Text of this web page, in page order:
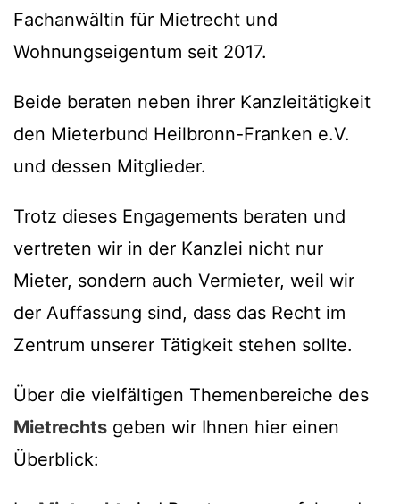
Fachanwältin für Mietrecht und
Wohnungseigentum seit 2017.
Beide beraten neben ihrer Kanzleitätigkeit
den Mieterbund Heilbronn-Franken e.V.
und dessen Mitglieder.
Trotz dieses Engagements beraten und
vertreten wir in der Kanzlei nicht nur
Mieter, sondern auch Vermieter, weil wir
der Auffassung sind, dass das Recht im
Zentrum unserer Tätigkeit stehen sollte.
Über die vielfältigen Themenbereiche des
Mietrechts geben wir Ihnen hier einen
Überblick: